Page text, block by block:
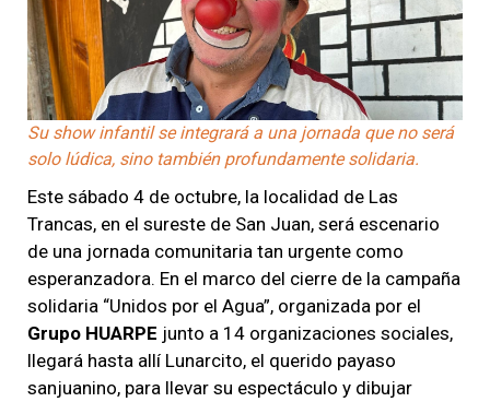
Su show infantil se integrará a una jornada que no será
solo lúdica, sino también profundamente solidaria.
Este sábado 4 de octubre, la localidad de Las
Trancas, en el sureste de San Juan, será escenario
de una jornada comunitaria tan urgente como
esperanzadora. En el marco del cierre de la campaña
solidaria “Unidos por el Agua”, organizada por el
Grupo HUARPE junto a 14 organizaciones sociales,
llegará hasta allí Lunarcito, el querido payaso
sanjuanino, para llevar su espectáculo y dibujar